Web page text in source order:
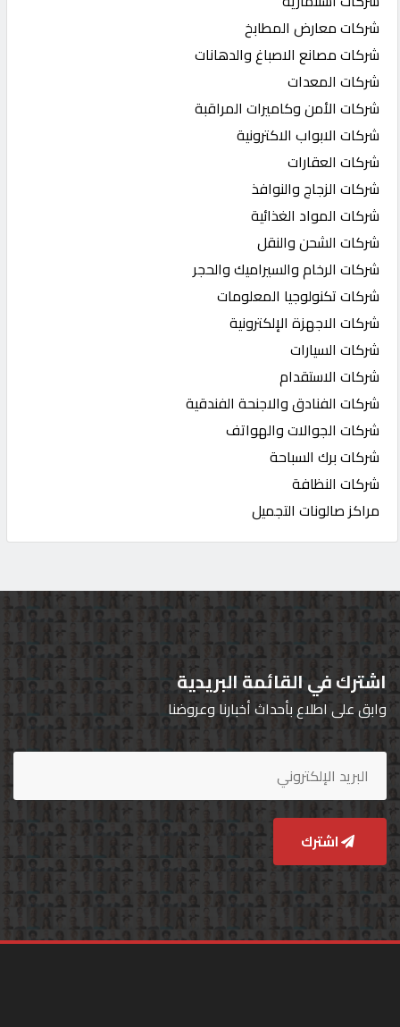
شركات معارض المطابخ
شركات مصانع الاصباغ والدهانات
شركات المعدات
شركات الأمن وكاميرات المراقبة
شركات الابواب الاكترونية
شركات العقارات
شركات الزجاج والنوافذ
شركات المواد الغذائية
شركات الشحن والنقل
شركات الرخام والسيراميك والحجر
شركات تكنولوجيا المعلومات
شركات الاجهزة الإلكترونية
شركات السيارات
شركات الاستقدام
شركات الفنادق والاجنحة الفندقية
شركات الجوالات والهواتف
شركات برك السباحة
شركات النظافة
مراكز صالونات التجميل
اشترك في القائمة البريدية
وابق على اطلاع بأحداث أخبارنا وعروضنا
اشترك